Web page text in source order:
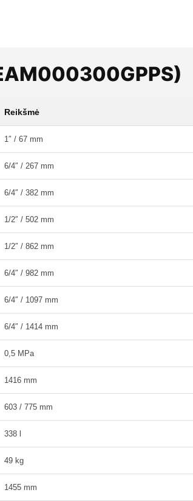
Reikšmė
1″ / 67 mm
6/4″ / 267 mm
6/4″ / 382 mm
1/2″ / 502 mm
1/2″ / 862 mm
6/4″ / 982 mm
6/4″ / 1097 mm
6/4″ / 1414 mm
0,5 MPa
1416 mm
603 / 775 mm
338 l
49 kg
1455 mm